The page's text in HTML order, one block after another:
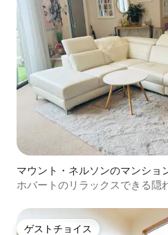
マウント・ネルソンのマンショ
ホバートのリラックスできる隠
ゲストチョイス